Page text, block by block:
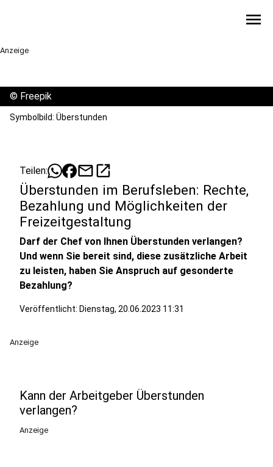
menu
Anzeige
© Freepik
Symbolbild: Überstunden
Teilen: mailopen_in_new
Überstunden im Berufsleben: Rechte,
Bezahlung und Möglichkeiten der
Freizeitgestaltung
Darf der Chef von Ihnen Überstunden verlangen?
Und wenn Sie bereit sind, diese zusätzliche Arbeit
zu leisten, haben Sie Anspruch auf gesonderte
Bezahlung?
Veröffentlicht: Dienstag, 20.06.2023 11:31
Anzeige
Kann der Arbeitgeber Überstunden
verlangen?
Anzeige